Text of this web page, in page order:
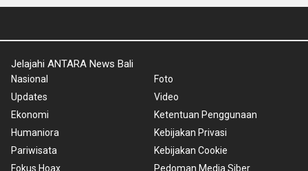
Jelajahi ANTARA News Bali
Nasional
Updates
Ekonomi
Humaniora
Pariwisata
Fokus Hoax
Foto
Video
Ketentuan Penggunaan
Kebijakan Privasi
Kebijakan Cookie
Pedoman Media Siber